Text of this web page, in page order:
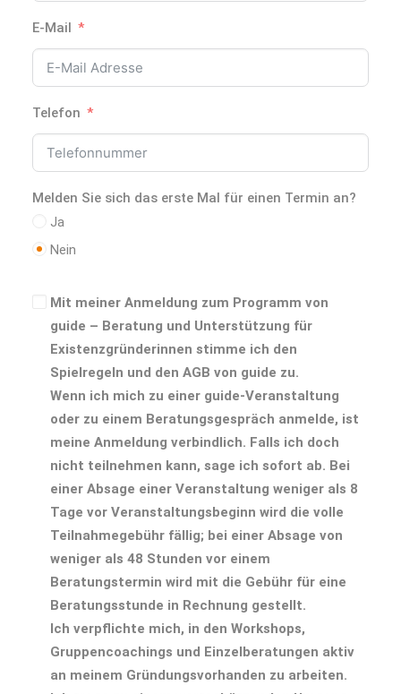
E-Mail
Telefon
Melden Sie sich das erste Mal für einen Termin an?
Ja
Nein
Mit meiner Anmeldung zum Programm von
guide – Beratung und Unterstützung für
Existenzgründerinnen stimme ich den
Spielregeln und den AGB von guide zu.
Wenn ich mich zu einer guide-Veranstaltung
oder zu einem Beratungsgespräch anmelde, ist
meine Anmeldung verbindlich. Falls ich doch
nicht teilnehmen kann, sage ich sofort ab. Bei
einer Absage einer Veranstaltung weniger als 8
Tage vor Veranstaltungsbeginn wird die volle
Teilnahmegebühr fällig; bei einer Absage von
weniger als 48 Stunden vor einem
Beratungstermin wird mit die Gebühr für eine
Beratungsstunde in Rechnung gestellt.
Ich verpflichte mich, in den Workshops,
Gruppencoachings und Einzelberatungen aktiv
an meinem Gründungsvorhanden zu arbeiten.